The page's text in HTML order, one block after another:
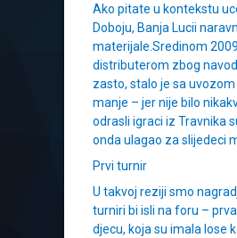
Ako pitate u kontekstu
Doboju, Banja Lucii
materijale.Sredinom
distributerom zbog
zasto, stalo je sa
manje – jer nije bilo
odrasli igraci iz Travnika
onda ulagao za slijedeci
Prvi turnir
U takvoj reziji smo
turniri bi isli na foru –
djecu, koja su imala lose